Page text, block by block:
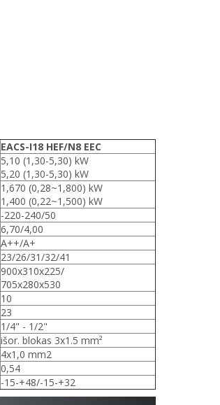
EACS-I18 HEF/N8 EEC
5,10 (1,30-5,30) kW
5,20 (1,30-5,30) kW
1,670 (0,28~1,800) kW
1,400 (0,22~1,500) kW
-220-240/50
6,70/4,00
A++/A+
23/26/31/32/41
900x310x225/
705x280x530
10
23
1/4" - 1/2"
išor. blokas 3x1.5 mm²
4x1,0 mm2
0,54
-15-+48/-15-+32